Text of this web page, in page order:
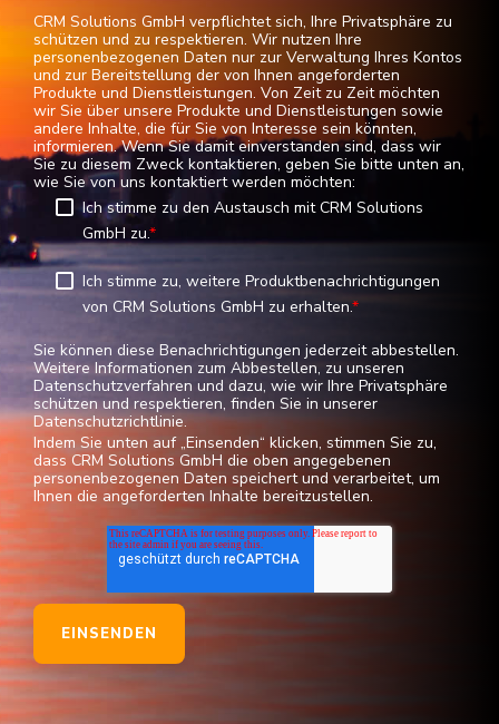
CRM Solutions GmbH verpflichtet sich, Ihre Privatsphäre zu
schützen und zu respektieren. Wir nutzen Ihre
personenbezogenen Daten nur zur Verwaltung Ihres Kontos
und zur Bereitstellung der von Ihnen angeforderten
Produkte und Dienstleistungen. Von Zeit zu Zeit möchten
wir Sie über unsere Produkte und Dienstleistungen sowie
andere Inhalte, die für Sie von Interesse sein könnten,
informieren. Wenn Sie damit einverstanden sind, dass wir
Sie zu diesem Zweck kontaktieren, geben Sie bitte unten an,
wie Sie von uns kontaktiert werden möchten:
Ich stimme zu den Austausch mit CRM Solutions
GmbH zu.*
Ich stimme zu, weitere Produktbenachrichtigungen
von CRM Solutions GmbH zu erhalten.*
Sie können diese Benachrichtigungen jederzeit abbestellen.
Weitere Informationen zum Abbestellen, zu unseren
Datenschutzverfahren und dazu, wie wir Ihre Privatsphäre
schützen und respektieren, finden Sie in unserer
Datenschutzrichtlinie.
Indem Sie unten auf „Einsenden“ klicken, stimmen Sie zu,
dass CRM Solutions GmbH die oben angegebenen
personenbezogenen Daten speichert und verarbeitet, um
Ihnen die angeforderten Inhalte bereitzustellen.